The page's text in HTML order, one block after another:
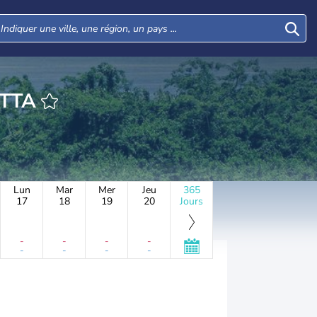
ATTA
Lun
17
-
-
Mar
18
-
-
Mer
19
-
-
Jeu
20
-
-
365
Jours